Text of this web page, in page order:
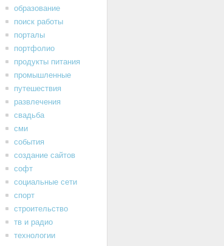
образование
поиск работы
порталы
портфолио
продукты питания
промышленные
путешествия
развлечения
свадьба
сми
события
создание сайтов
софт
социальные сети
спорт
строительство
тв и радио
технологии